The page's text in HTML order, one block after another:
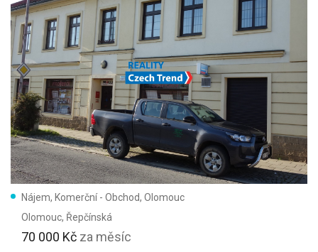
Nájem, Komerční - Obchod, Olomouc
Olomouc, Řepčínská
70 000 Kč za měsíc